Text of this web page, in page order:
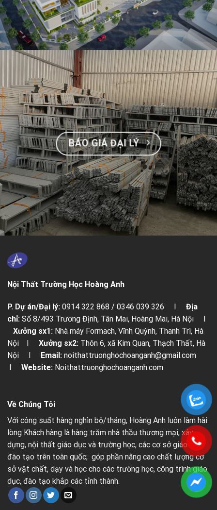
BÁO GIÁ ĐẠI LÝ
Nội Thất Trường Học Hoàng Anh
P. Dự án/Đại lý: 0914 322 868 / 0346 039 326 I Địa
chỉ: Số 8/493 Trương Định, Tân Mai, Hoàng Mai, Hà Nội I
Xưởng sx1: Nhà máy Formach, Vĩnh Quỳnh, Thanh Trì, Hà
Nội I Xưởng sx2: Thôn 6, xã Kim Quan, Thạch Thất, Hà
Nội I Email: noithattruonghochoanganh@gmail.com
I Website: Noithattruonghochoanganh.com
Về Chúng Tôi
Với công suất hàng nghìn bộ/tháng, Hoàng Anh luôn làm hài
lòng Khách hàng là hàng trăm nhà thầu thương mại, xây
dựng, nội thất giáo dục và trường học, các cơ sở giáo dục,
đào tạo trên toàn quốc; góp phần nâng cao chất lượng cơ
sở vật chất, dạy và học cho các trường học, công trình giáo
dục, đào tạo khắp các tỉnh thành.